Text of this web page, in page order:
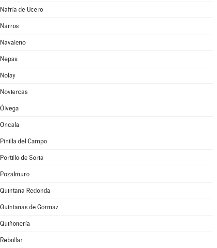
Nafría de Ucero
Narros
Navaleno
Nepas
Nolay
Noviercas
Ólvega
Oncala
Pinilla del Campo
Portillo de Soria
Pozalmuro
Quintana Redonda
Quintanas de Gormaz
Quiñonería
Rebollar